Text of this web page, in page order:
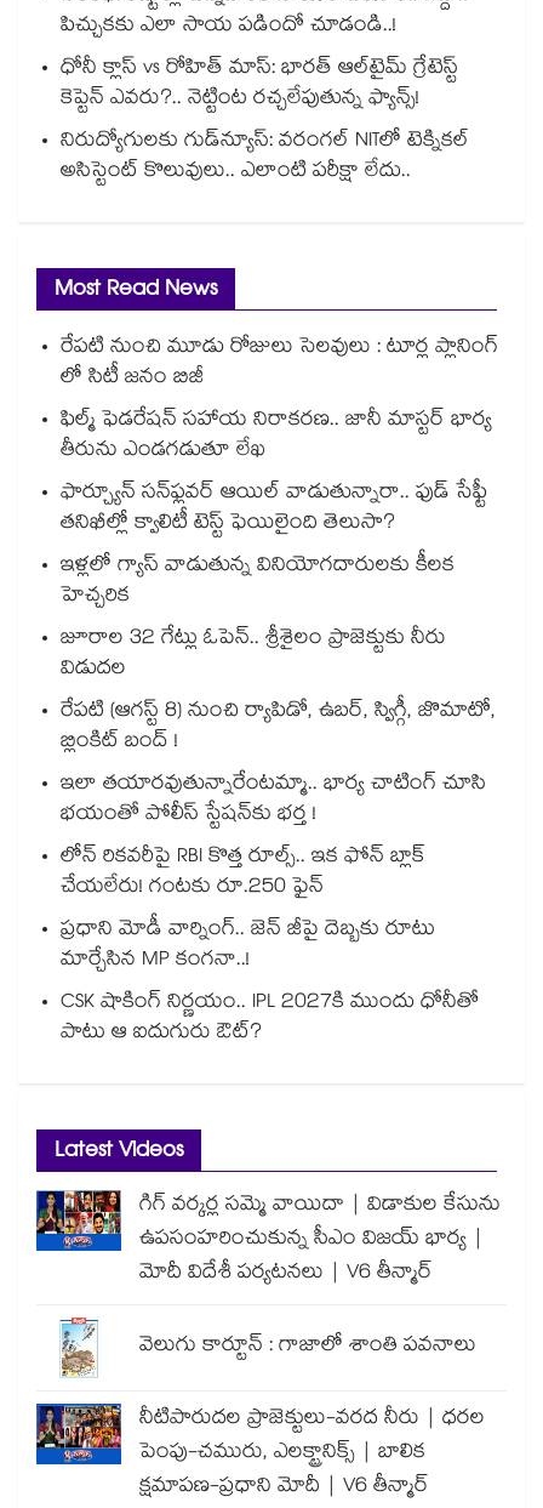
పిచ్చుకకు ఎలా సాయ పడిందో చూడండి..!
ధోనీ క్లాస్ vs రోహిత్ మాస్: భారత్ ఆల్‌టైమ్ గ్రేటెస్ట్
కెప్టెన్ ఎవరు?.. నెట్టింట రచ్చలేపుతున్న ఫ్యాన్స్!
నిరుద్యోగులకు గుడ్‌న్యూస్: వరంగల్ NITలో టెక్నికల్
అసిస్టెంట్ కొలువులు.. ఎలాంటి పరీక్షా లేదు..
Most Read News
రేపటి నుంచి మూడు రోజులు సెలవులు : టూర్ల ప్లానింగ్
లో సిటీ జనం బిజీ
ఫిల్మ్ ఫెడరేషన్ సహాయ నిరాకరణ.. జానీ మాస్టర్ భార్య
తీరును ఎండగడుతూ లేఖ
ఫార్చ్యూన్ సన్‌ఫ్లవర్ ఆయిల్ వాడుతున్నారా.. ఫుడ్ సేఫ్టీ
తనిఖీల్లో క్వాలిటీ టెస్ట్ ఫెయిలైంది తెలుసా?
ఇళ్లలో గ్యాస్ వాడుతున్న వినియోగదారులకు కీలక
హెచ్చరిక
జూరాల 32 గేట్లు ఓపెన్.. శ్రీశైలం ప్రాజెక్టుకు నీరు
విడుదల
రేపటి (ఆగస్ట్ 8) నుంచి ర్యాపిడో, ఉబర్, స్విగ్గీ, జొమాటో,
బ్లింకిట్ బంద్ !
ఇలా తయారవుతున్నారేంటమ్మా.. భార్య చాటింగ్ చూసి
భయంతో పోలీస్ స్టేషన్⁫కు భర్త !
లోన్ రికవరీపై RBI కొత్త రూల్స్.. ఇక ఫోన్ బ్లాక్
చేయలేరు! గంటకు రూ.250 ఫైన్
ప్రధాని మోడీ వార్నింగ్.. జెన్ జీపై దెబ్బకు రూటు
మార్చేసిన MP కంగనా..!
CSK షాకింగ్ నిర్ణయం.. IPL 2027కి ముందు ధోనీతో
పాటు ఆ ఐదుగురు ఔట్?
Latest Videos
గిగ్ వర్కర్ల సమ్మె వాయిదా | విడాకుల కేసును
ఉపసంహరించుకున్న సీఎం విజయ్ భార్య |
మోదీ విదేశీ పర్యటనలు | V6 తీన్మార్
వెలుగు కార్టూన్ : గాజాలో శాంతి పవనాలు
నీటిపారుదల ప్రాజెక్టులు-వరద నీరు | ధరల
పెంపు-చమురు, ఎలక్ట్రానిక్స్ | బాలిక
క్షమాపణ-ప్రధాని మోదీ | V6 తీన్మార్